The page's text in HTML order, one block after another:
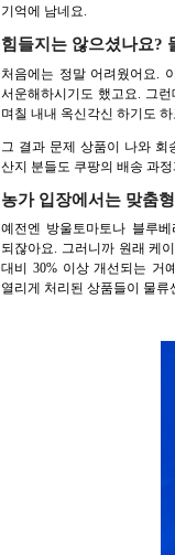
기억에 남네요.
힘들지는 않으셨나요?
처음에는 정말 어려웠어요.
서운해하시기도 했고요. 그
며칠 내내 옥신각신 하기도
그 결과 문제 상품이 나와 회
산지 분들도 쿠팡의 배송 과
농가 입장에서는 맞춤
예전엔 방울토마토나 블루
되잖아요. 그러니까 원래 케
대비 30% 이상 개선되는 거
열리게 처리된 상품들이 물